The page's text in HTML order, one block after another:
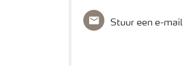
Stuur een e-mail